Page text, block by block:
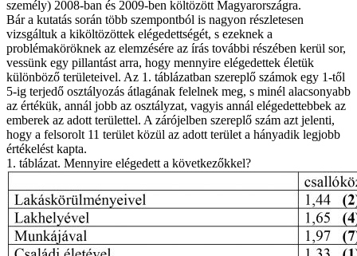
személy) 2008-ban és 2009-ben költözött Magyarországra.
Bár a kutatás során több szempontból is nagyon részletesen
vizsgáltuk a kiköltözöttek elégedettségét, s ezeknek a
problémaköröknek az elemzésére az írás további részében kerül sor,
vessünk egy pillantást arra, hogy mennyire elégedettek életük
különböző területeivel. Az 1. táblázatban szereplő számok egy 1-től
5-ig terjedő osztályozás átlagának felelnek meg, s minél alacsonyabb
az értékük, annál jobb az osztályzat, vagyis annál elégedettebbek az
emberek az adott területtel. A zárójelben szereplő szám azt jelenti,
hogy a felsorolt 11 terület közül az adott terület a hányadik legjobb
értékelést kapta.
1. táblázat. Mennyire elégedett a következőkkel?